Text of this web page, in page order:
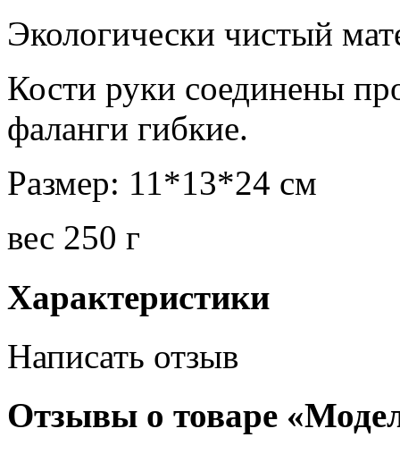
Экологически чистый
Кости руки соединены
фаланги гибкие.
Размер: 11*13*24 см
вес 250 г
Характеристики
Написать отзыв
Отзывы о товаре